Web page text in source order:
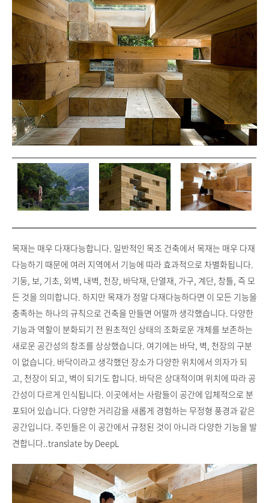
목재는 매우 다재다능합니다. 일반적인 목조 건축에서 목재는 매우 다재
다능하기 때문에 여러 지역에서 기능에 따라 효과적으로 차별화됩니다.
기둥, 보, 기초, 외벽, 내벽, 천장, 바닥재, 단열재, 가구, 계단, 창틀, 즉 모
든 것을 의미합니다. 하지만 목재가 정말 다재다능하다면 이 모든 기능을
충족하는 하나의 규칙으로 건축을 만들면 어떨까 생각했습니다. 다양한
기능과 역할이 분화되기 전 원초적인 상태의 조화로운 개체를 보존하는
새로운 공간성의 창조를 상상했습니다. 여기에는 바닥, 벽, 천장의 구분
이 없습니다. 바닥이라고 생각했던 장소가 다양한 위치에서 의자가 되
고, 천장이 되고, 벽이 되기도 합니다. 바닥은 상대적이며 위치에 따라 공
간성이 다르게 인식됩니다. 이곳에서는 사람들이 공간에 입체적으로 분
포되어 있습니다. 다양한 거리감을 새롭게 경험하는 무정형 풍경과 같은
공간입니다. 주민들은 이 공간에서 규정된 것이 아니라 다양한 기능을 발
견합니다..translate by DeepL